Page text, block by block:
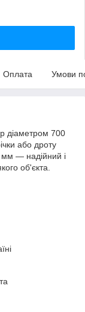
Оплата Умови
діаметром 700
або дроту
мм — надійний і
об'єкта.